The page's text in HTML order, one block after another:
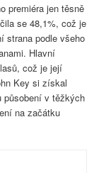
premiéra jen těsně
se 48,1%, což je
strana podle všeho
Hlavní
což je její
Key si získal
působení v těžkých
na začátku